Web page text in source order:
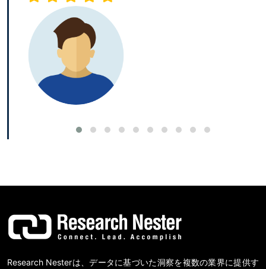
Research Nesterは、データに基づいた洞察を複数の業界に提供す